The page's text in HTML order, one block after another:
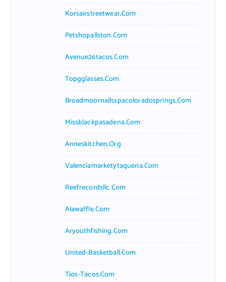
Korsairstreetwear.com
Petshopallston.com
Avenue26tacos.com
Topgglasses.com
Broadmoornailsspacoloradosprings.com
Missblackpasadena.com
Anneskitchen.org
Valenciamarketytaqueria.com
Reefrecordsllc.com
Alawaffle.com
Aryouthfishing.com
United-Basketball.com
Tios-Tacos.com